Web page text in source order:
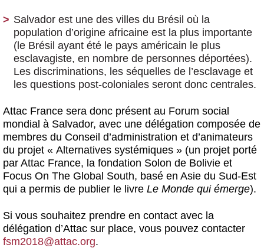
Salvador est une des villes du Brésil où la
population d’origine africaine est la plus importante
(le Brésil ayant été le pays américain le plus
esclavagiste, en nombre de personnes déportées).
Les discriminations, les séquelles de l’esclavage et
les questions post-coloniales seront donc centrales.
Attac France sera donc présent au Forum social
mondial à Salvador, avec une délégation composée de
membres du Conseil d’administration et d’animateurs
du projet « Alternatives systémiques » (un projet porté
par Attac France, la fondation Solon de Bolivie et
Focus On The Global South, basé en Asie du Sud-Est
qui a permis de publier le livre Le Monde qui émerge).
Si vous souhaitez prendre en contact avec la
délégation d’Attac sur place, vous pouvez contacter
fsm2018@attac.org.